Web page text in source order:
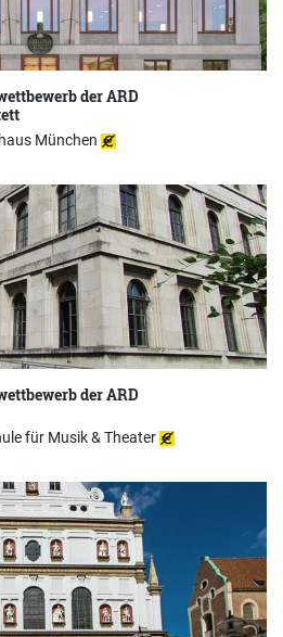
der ARD
München
der ARD
für Musik & Theater